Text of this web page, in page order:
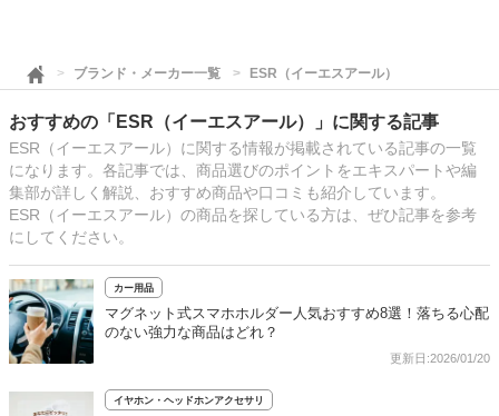
ブランド・メーカー一覧 ESR（イーエスアール）
おすすめの「ESR（イーエスアール）」に関する記事
ESR（イーエスアール）に関する情報が掲載されている記事の一覧
になります。各記事では、商品選びのポイントをエキスパートや編
集部が詳しく解説、おすすめ商品や口コミも紹介しています。
ESR（イーエスアール）の商品を探している方は、ぜひ記事を参考
にしてください。
カー用品
マグネット式スマホホルダー人気おすすめ8選！落ちる心配
のない強力な商品はどれ？
更新日:2026/01/20
イヤホン・ヘッドホンアクセサリ